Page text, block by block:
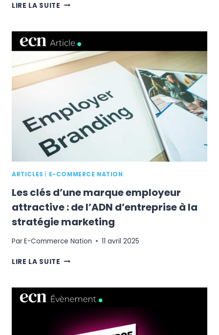
LIRE LA SUITE LIVRAISON
CE
QUE
RÉVÈLE
LE
BAROMÈTRE
WOOP
ARTICLES E-COMMERCE NATION
Les clés d’une marque employeur
attractive : de l’ADN d’entreprise à la
stratégie marketing
ParE-Commerce Nation 11 avril 2025
LIRE LA SUITE LES
MARQUE
EMPLOYEUR
DE